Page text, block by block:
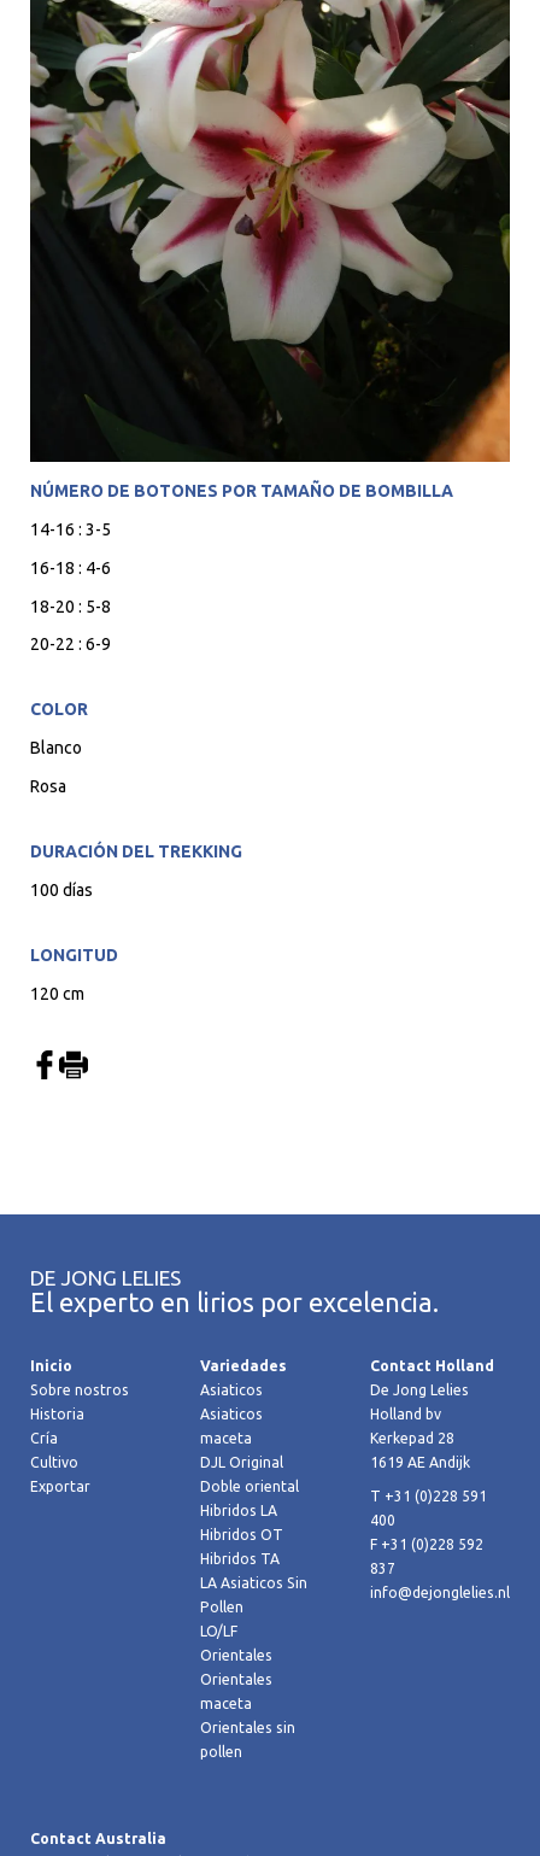
NÚMERO DE BOTONES POR TAMAÑO DE BOMBILLA
14-16 : 3-5
16-18 : 4-6
18-20 : 5-8
20-22 : 6-9
COLOR
Blanco
Rosa
DURACIÓN DEL TREKKING
100 días
LONGITUD
120 cm
DE JONG LELIES
El experto en lirios por excelencia.
Inicio
Sobre nostros
Historia
Cría
Cultivo
Exportar
Variedades
Asiaticos
Asiaticos
maceta
DJL Original
Doble oriental
Hibridos LA
Hibridos OT
Hibridos TA
LA Asiaticos Sin
Pollen
LO/LF
Orientales
Orientales
maceta
Orientales sin
pollen
Contact Holland
De Jong Lelies
Holland bv
Kerkepad 28
1619 AE Andijk
T +31 (0)228 591
400
F +31 (0)228 592
837
info@dejonglelies.nl
Contact Australia